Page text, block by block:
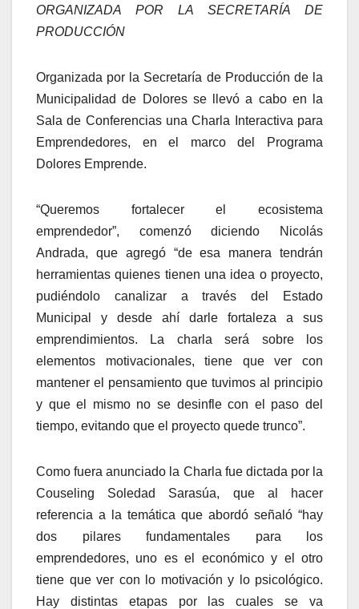
ORGANIZADA POR LA SECRETARÍA DE
PRODUCCIÓN
Organizada por la Secretaría de Producción de la
Municipalidad de Dolores se llevó a cabo en la
Sala de Conferencias una Charla Interactiva para
Emprendedores, en el marco del Programa
Dolores Emprende.
“Queremos fortalecer el ecosistema
emprendedor”, comenzó diciendo Nicolás
Andrada, que agregó “de esa manera tendrán
herramientas quienes tienen una idea o proyecto,
pudiéndolo canalizar a través del Estado
Municipal y desde ahí darle fortaleza a sus
emprendimientos. La charla será sobre los
elementos motivacionales, tiene que ver con
mantener el pensamiento que tuvimos al principio
y que el mismo no se desinfle con el paso del
tiempo, evitando que el proyecto quede trunco”.
Como fuera anunciado la Charla fue dictada por la
Couseling Soledad Sarasúa, que al hacer
referencia a la temática que abordó señaló “hay
dos pilares fundamentales para los
emprendedores, uno es el económico y el otro
tiene que ver con lo motivación y lo psicológico.
Hay distintas etapas por las cuales se va